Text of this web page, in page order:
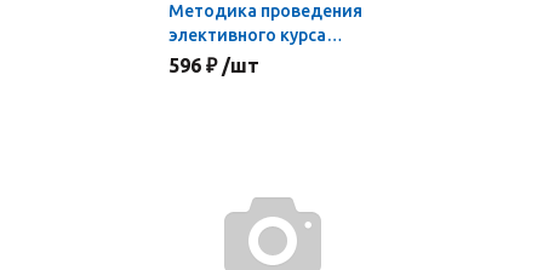
Методика проведения
элективного курса
"Технология создания
596 ₽ /шт